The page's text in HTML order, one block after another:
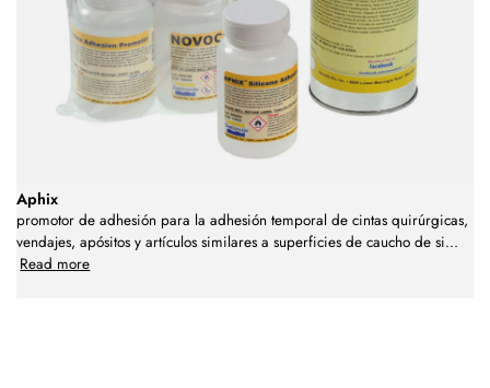
Aphix
promotor de adhesión para la adhesión temporal de cintas quirúrgicas,
vendajes, apósitos y artículos similares a superficies de caucho de si...
Read more